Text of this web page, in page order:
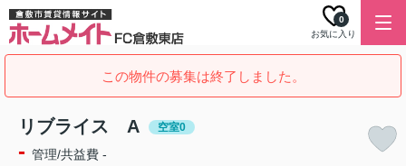
お気に入り
0
この物件の募集は終了しました。
リブライス A 空室0
- 管理/共益費 -